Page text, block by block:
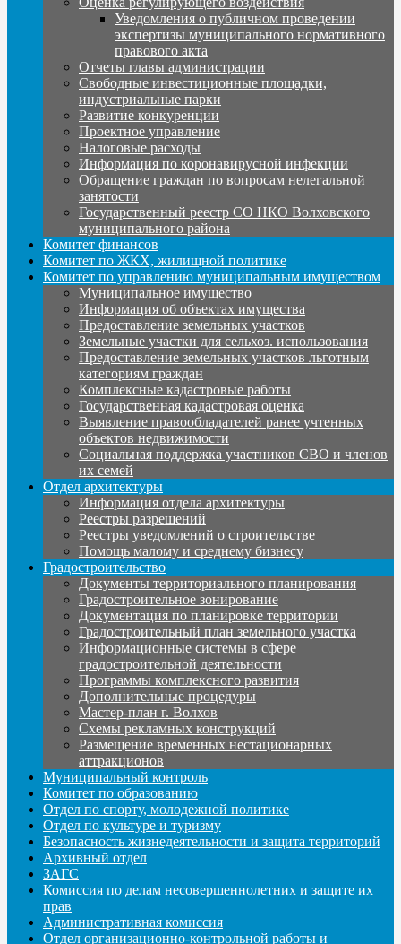
Уведомления о публичном проведении
экспертизы муниципального нормативного
правового акта
Отчеты главы администрации
Свободные инвестиционные площадки,
индустриальные парки
Развитие конкуренции
Проектное управление
Налоговые расходы
Информация по коронавирусной инфекции
Обращение граждан по вопросам нелегальной
занятости
Государственный реестр СО НКО Волховского
муниципального района
Комитет финансов
Комитет по ЖКХ, жилищной политике
Комитет по управлению муниципальным имуществом
Муниципальное имущество
Информация об объектах имущества
Предоставление земельных участков
Земельные участки для сельхоз. использования
Предоставление земельных участков льготным
категориям граждан
Комплексные кадастровые работы
Государственная кадастровая оценка
Выявление правообладателей ранее учтенных
объектов недвижимости
Социальная поддержка участников СВО и членов
их семей
Отдел архитектуры
Информация отдела архитектуры
Реестры разрешений
Реестры уведомлений о строительстве
Помощь малому и среднему бизнесу
Градостроительство
Документы территориального планирования
Градостроительное зонирование
Документация по планировке территории
Градостроительный план земельного участка
Информационные системы в сфере
градостроительной деятельности
Программы комплексного развития
Дополнительные процедуры
Мастер-план г. Волхов
Схемы рекламных конструкций
Размещение временных нестационарных
аттракционов
Муниципальный контроль
Комитет по образованию
Отдел по спорту, молодежной политике
Отдел по культуре и туризму
Безопасность жизнедеятельности и защита территорий
Архивный отдел
ЗАГС
Комиссия по делам несовершеннолетних и защите их
прав
Административная комиссия
Отдел организационно-контрольной работы и